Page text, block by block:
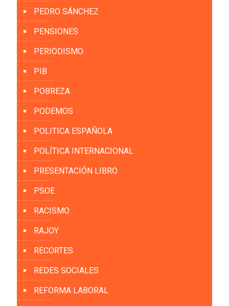
PEDRO SÁNCHEZ
PENSIONES
PERIODISMO
PIB
POBREZA
PODEMOS
POLITICA ESPAÑOLA
POLÍTICA INTERNACIONAL
PRESENTACIÓN LIBRO
PSOE
RACISMO
RAJOY
RECORTES
REDES SOCIALES
REFORMA LABORAL